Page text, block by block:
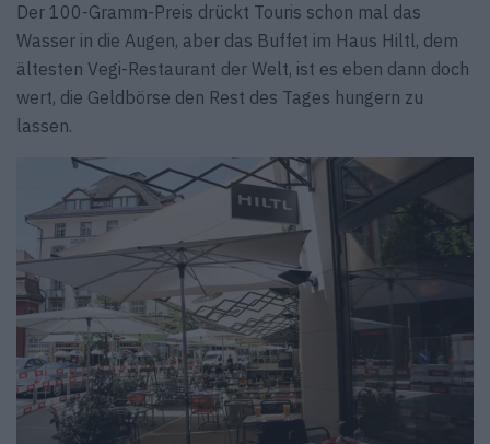
Der 100-Gramm-Preis drückt Touris schon mal das
Wasser in die Augen, aber das Buffet im Haus Hiltl, dem
ältesten Vegi-Restaurant der Welt, ist es eben dann doch
wert, die Geldbörse den Rest des Tages hungern zu
lassen.